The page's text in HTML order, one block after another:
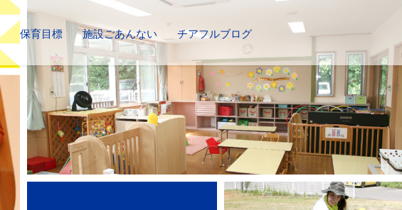
保育目標 施設ごあんない チアフルブログ